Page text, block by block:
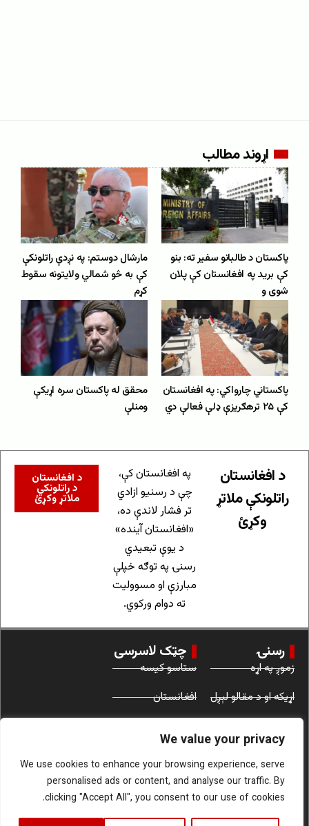
We value your privacy
We use cookies to enhance your browsing experience, serve
personalised ads or content, and analyse our traffic. By
clicking "Accept All", you consent to our use of cookies.
اړوند مطالب
پاکستان د طالبانو سفیر ته: بنو
کې برید په افغانستان کې پلان
شوی و
مارشال دوستم: په نږدې راتلونکې
کې به څو شمالي ولایتونه سقوط
کړم
پاکستاني چارواکي: په افغانستان
کې ۲۵ ترهګریزې ډلې فعالې دي
محقق له پاکستان سره اړیکې
ومنلې
د افغانستان
راتلونکې ملاتړ
وکړئ
په افغانستان کې،
چې د رسنیو ازادي
تر فشار لاندې ده،
«افغانستان آینده»
د یوې تبعیدي
رسنۍ په توګه خپلې
مبارزې او مسوولیت
ته دوام ورکوي.
د افغانستان
د راتلونکي
ملاتړ وکړئ
رسنۍ
زموږ په اړه
اړیکه او د مقالو لېږل
چټک لاسرسی
ستاسو کیسه
افغانستان
ښځې